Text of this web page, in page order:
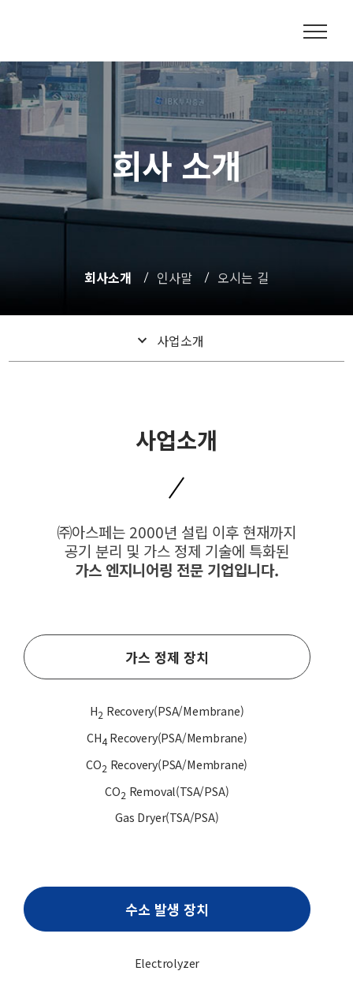
회사 소개
회사소개 인사말 오시는 길
사업소개
사업소개
㈜아스페는 2000년 설립 이후 현재까지
공기 분리 및 가스 정제 기술에 특화된
가스 엔지니어링 전문 기업입니다.
가스 정제 장치
H2 Recovery(PSA/Membrane)
CH4 Recovery(PSA/Membrane)
CO2 Recovery(PSA/Membrane)
CO2 Removal(TSA/PSA)
Gas Dryer(TSA/PSA)
수소 발생 장치
Electrolyzer